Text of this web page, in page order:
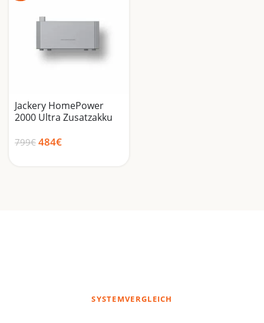
Jackery HomePower
2000 Ultra Zusatzakku
799€ 484€
SYSTEMVERGLEICH